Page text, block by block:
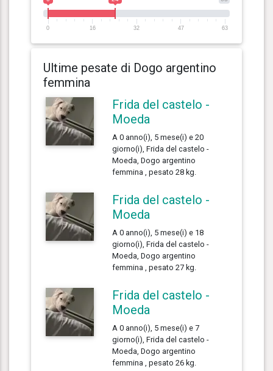
0 16 32 47 63
Ultime pesate di Dogo argentino
femmina
Frida del castelo -
Moeda
A 0 anno(i), 5 mese(i) e 20
giorno(i), Frida del castelo -
Moeda, Dogo argentino
femmina , pesato 28 kg.
Frida del castelo -
Moeda
A 0 anno(i), 5 mese(i) e 18
giorno(i), Frida del castelo -
Moeda, Dogo argentino
femmina , pesato 27 kg.
Frida del castelo -
Moeda
A 0 anno(i), 5 mese(i) e 7
giorno(i), Frida del castelo -
Moeda, Dogo argentino
femmina , pesato 26 kg.